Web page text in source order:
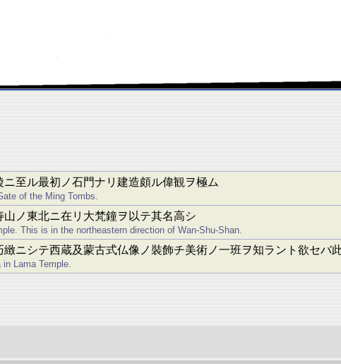
至ル最初ノ石門ナリ建造頗ル偉観ヲ極ム
of the Ming Tombs.
ノ東北ニ在リ大梵鐘ヲ以テ其名高シ
This is in the northeastern direction of Wan-Shu-Shan.
ニシテ西蔵及蒙古式仏像ノ裝飾チ美術ノ一班ヲ知ラント欲セバ
Lama Temple.